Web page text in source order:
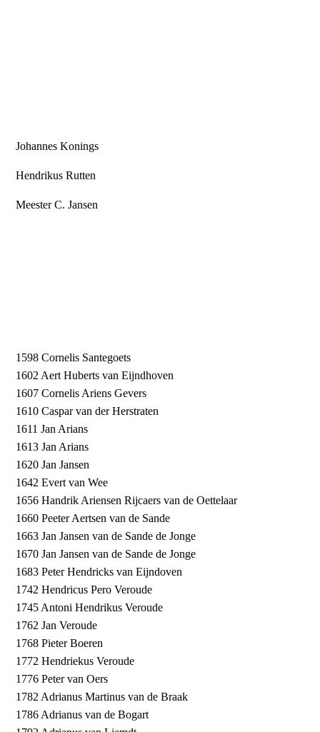
Johannes Konings
Hendrikus Rutten
Meester C. Jansen
1598 Cornelis Santegoets
1602 Aert Huberts van Eijndhoven
1607 Cornelis Ariens Gevers
1610 Caspar van der Herstraten
1611 Jan Arians
1613 Jan Arians
1620 Jan Jansen
1642 Evert van Wee
1656 Handrik Ariensen Rijcaers van de Oettelaar
1660 Peeter Aertsen van de Sande
1663 Jan Jansen van de Sande de Jonge
1670 Jan Jansen van de Sande de Jonge
1683 Peter Hendricks van Eijndoven
1742 Hendricus Pero Veroude
1745 Antoni Hendrikus Veroude
1762 Jan Veroude
1768 Pieter Boeren
1772 Hendriekus Veroude
1776 Peter van Oers
1782 Adrianus Martinus van de Braak
1786 Adrianus van de Bogart